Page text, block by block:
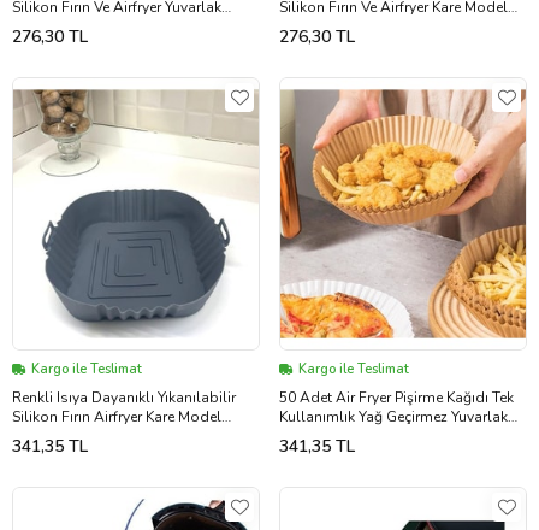
Silikon Fırın Ve Airfryer Yuvarlak
Pişirme Matı 23 Cm (5343)
276,30 TL
Silikon Fırın Ve Airfryer Kare Model
Pişirme Matı 21,5 Cm (5343)
276,30 TL
Kargo ile Teslimat
Renkli Isıya Dayanıklı Yıkanılabilir
Silikon Fırın Airfryer Kare Model
Pişirme Matı 20 cm (5343)
341,35 TL
Kargo ile Teslimat
50 Adet Air Fryer Pişirme Kağıdı Tek
Kullanımlık Yağ Geçirmez Yuvarlak
Tabak Model PVC (5343)
341,35 TL